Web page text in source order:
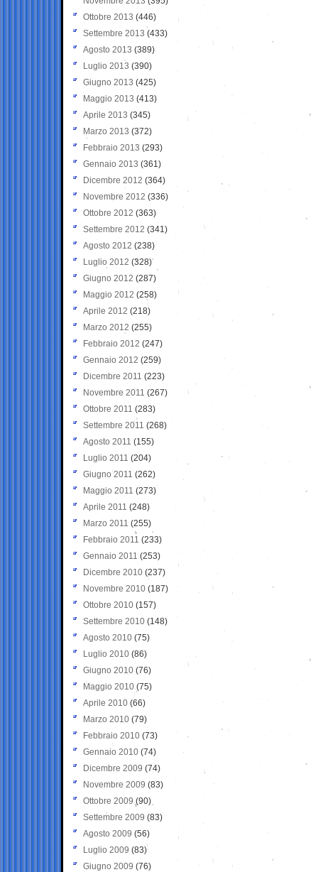
Ottobre 2013 (446)
Settembre 2013 (433)
Agosto 2013 (389)
Luglio 2013 (390)
Giugno 2013 (425)
Maggio 2013 (413)
Aprile 2013 (345)
Marzo 2013 (372)
Febbraio 2013 (293)
Gennaio 2013 (361)
Dicembre 2012 (364)
Novembre 2012 (336)
Ottobre 2012 (363)
Settembre 2012 (341)
Agosto 2012 (238)
Luglio 2012 (328)
Giugno 2012 (287)
Maggio 2012 (258)
Aprile 2012 (218)
Marzo 2012 (255)
Febbraio 2012 (247)
Gennaio 2012 (259)
Dicembre 2011 (223)
Novembre 2011 (267)
Ottobre 2011 (283)
Settembre 2011 (268)
Agosto 2011 (155)
Luglio 2011 (204)
Giugno 2011 (262)
Maggio 2011 (273)
Aprile 2011 (248)
Marzo 2011 (255)
Febbraio 2011 (233)
Gennaio 2011 (253)
Dicembre 2010 (237)
Novembre 2010 (187)
Ottobre 2010 (157)
Settembre 2010 (148)
Agosto 2010 (75)
Luglio 2010 (86)
Giugno 2010 (76)
Maggio 2010 (75)
Aprile 2010 (66)
Marzo 2010 (79)
Febbraio 2010 (73)
Gennaio 2010 (74)
Dicembre 2009 (74)
Novembre 2009 (83)
Ottobre 2009 (90)
Settembre 2009 (83)
Agosto 2009 (56)
Luglio 2009 (83)
Giugno 2009 (76)